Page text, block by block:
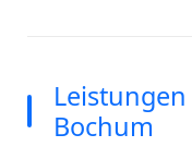
Bochum